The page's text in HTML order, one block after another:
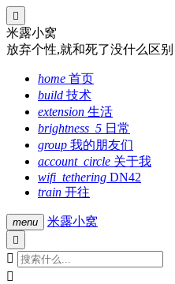

米露小窝
放弃个性,就和死了没什么区别
home 首页
build 技术
extension 生活
brightness_5 日常
group 我的朋友们
account_circle 关于我
wifi_tethering DN42
train 开往
menu 米露小窝


